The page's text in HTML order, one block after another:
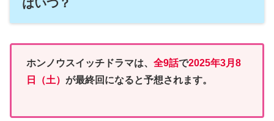
はいつ？
ホンノウスイッチドラマは、 全9話で2025年3月8
日（土） が最終回になると予想されます。